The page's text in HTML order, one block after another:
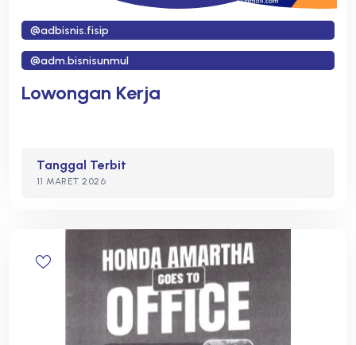
@adbisnis.fisip
@adm.bisnisunmul
Lowongan Kerja
Tanggal Terbit
11 MARET 2026